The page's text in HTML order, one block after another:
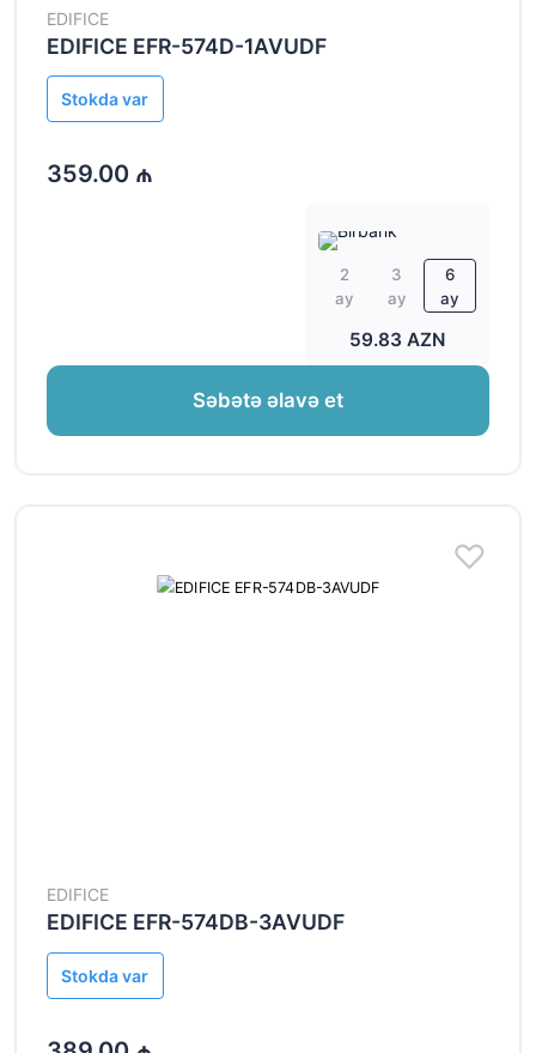
EDIFICE
EDIFICE EFR-574D-1AVUDF
Stokda var
359.00 ₼
2
ay
3
ay
6
ay
59.83 AZN
Səbətə əlavə et
EDIFICE
EDIFICE EFR-574DB-3AVUDF
Stokda var